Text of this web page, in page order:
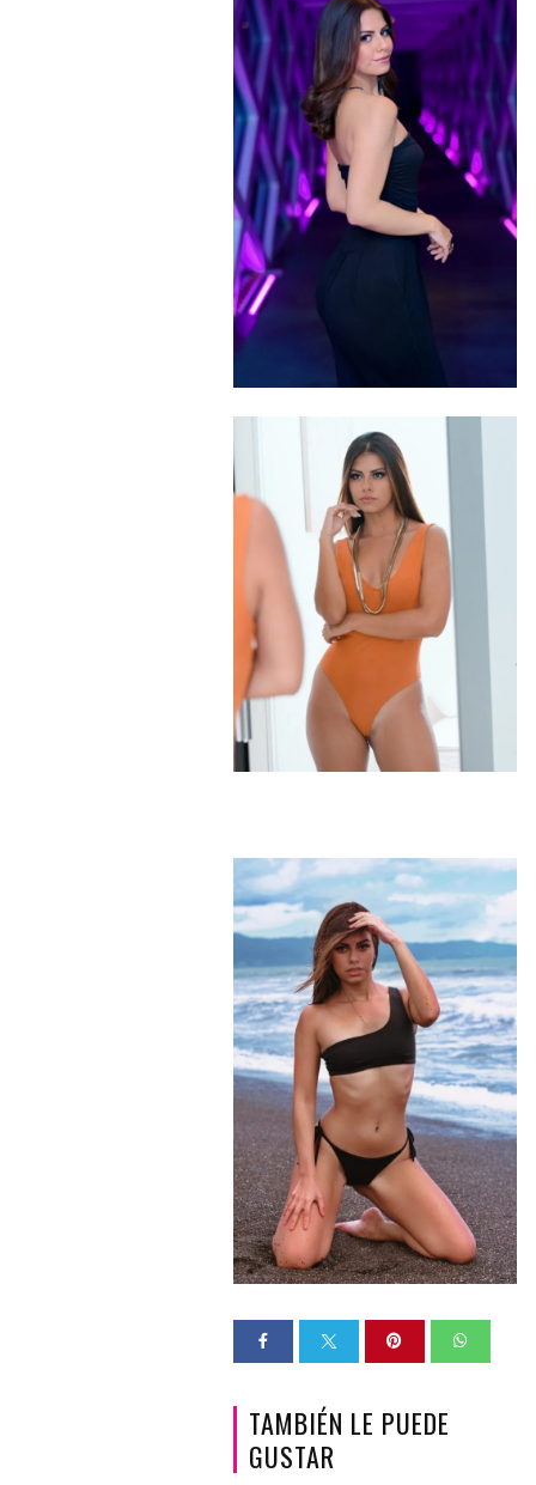
TAMBIÉN LE PUEDE
GUSTAR